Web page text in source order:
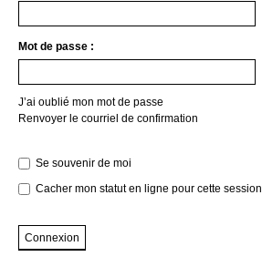
Mot de passe :
J’ai oublié mon mot de passe
Renvoyer le courriel de confirmation
Se souvenir de moi
Cacher mon statut en ligne pour cette session